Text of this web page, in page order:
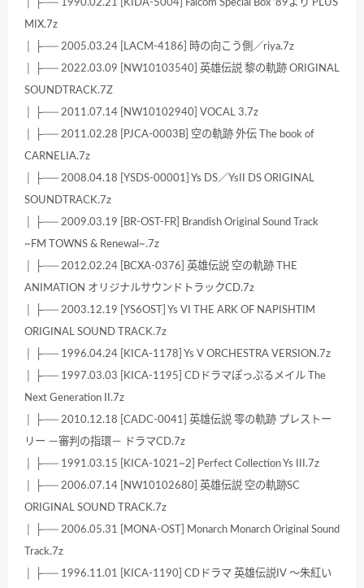
│ ├── 1990.02.21 [KIDA-5004] Falcom Special Box ’89より PLUS
MIX.7z
│ ├── 2005.03.24 [LACM-4186] 時の向こう側／riya.7z
│ ├── 2022.03.09 [NW10103540] 英雄伝説 黎の軌跡 ORIGINAL
SOUNDTRACK.7Z
│ ├── 2011.07.14 [NW10102940] VOCAL 3.7z
│ ├── 2011.02.28 [PJCA-0003B] 空の軌跡 外伝 The book of
CARNELIA.7z
│ ├── 2008.04.18 [YSDS-00001] Ys DS／YsII DS ORIGINAL
SOUNDTRACK.7z
│ ├── 2009.03.19 [BR-OST-FR] Brandish Original Sound Track
~FM TOWNS & Renewal~.7z
│ ├── 2012.02.24 [BCXA-0376] 英雄伝説 空の軌跡 THE
ANIMATION オリジナルサウンドトラックCD.7z
│ ├── 2003.12.19 [YS6OST] Ys VI THE ARK OF NAPISHTIM
ORIGINAL SOUND TRACK.7z
│ ├── 1996.04.24 [KICA-1178] Ys V ORCHESTRA VERSION.7z
│ ├── 1997.03.03 [KICA-1195] CDドラマぽっぷるメイル The
Next Generation II.7z
│ ├── 2010.12.18 [CADC-0041] 英雄伝説 零の軌跡 プレストー
リー －審判の指環－ ドラマCD.7z
│ ├── 1991.03.15 [KICA-1021~2] Perfect Collection Ys III.7z
│ ├── 2006.07.14 [NW10102680] 英雄伝説 空の軌跡SC
ORIGINAL SOUND TRACK.7z
│ ├── 2006.05.31 [MONA-OST] Monarch Monarch Original Sound
Track.7z
│ ├── 1996.11.01 [KICA-1190] CDドラマ 英雄伝説IV ～朱紅い